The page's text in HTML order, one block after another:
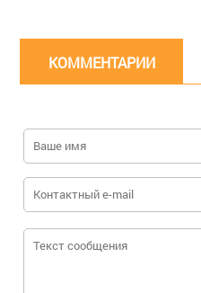
КОММЕНТАРИИ